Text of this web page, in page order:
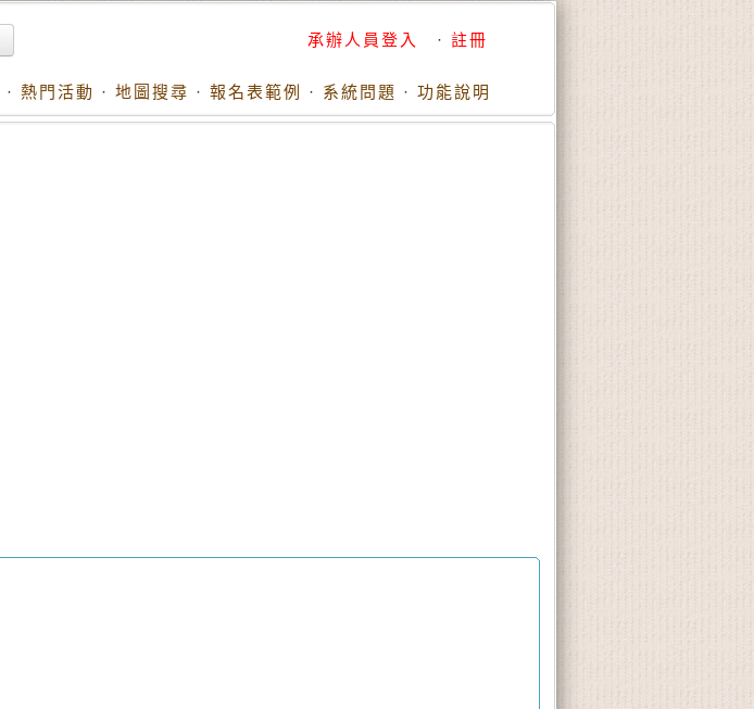
承辦人員登入 · 註冊
· 熱門活動 · 地圖搜尋 · 報名表範例 · 系統問題 · 功能說明